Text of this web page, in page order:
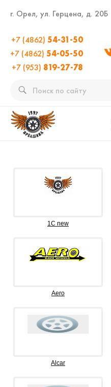
г. Орел, ул. Герцена, д. 20Б
+7 (4862) 54-31-50
+7 (4862) 54-05-50
+7 (953) 819-27-78
1C new
Aero
Alcar